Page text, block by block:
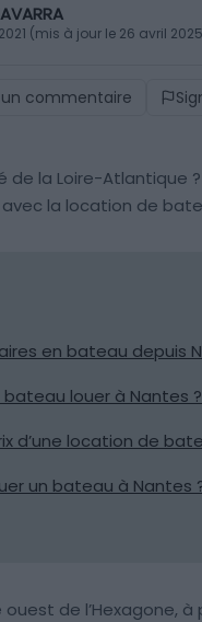
(mis à jour le 26 avril
un commentaire
de la Loire-Atlantique
avec la location de
en bateau depuis
louer à Nantes ?
d’une location de
un bateau à Nantes
de l’Hexagone,